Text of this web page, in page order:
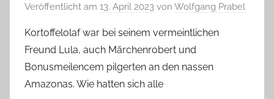
Veröffentlicht am 13. April 2023 von Wolfgang Prabel
Kortoffelolaf war bei seinem vermeintlichen
Freund Lula, auch Märchenrobert und
Bonusmeilencem pilgerten an den nassen
Amazonas. Wie hatten sich alle